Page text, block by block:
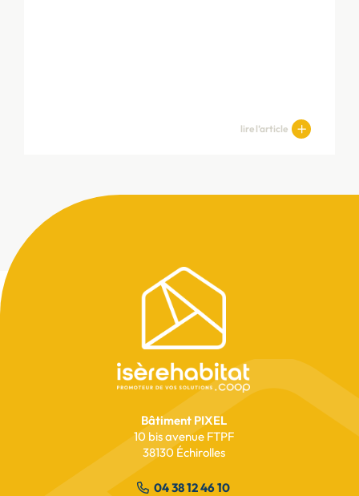
lire l’article
Succès commercial de la
résidence L'Orée à Champier
Pied
de
page
Bâtiment PIXEL
10 bis avenue FTPF
38130 Échirolles
04 38 12 46 10